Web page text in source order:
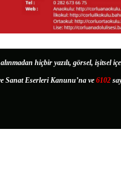
alınmadan hiçbir yazılı, görsel, işitsel
Sanat Eserleri Kanunu’na ve 6102